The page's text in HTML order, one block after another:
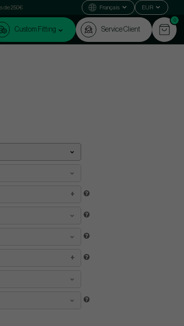
de 250€ Français EUR
Custom Fitting Service Client
0